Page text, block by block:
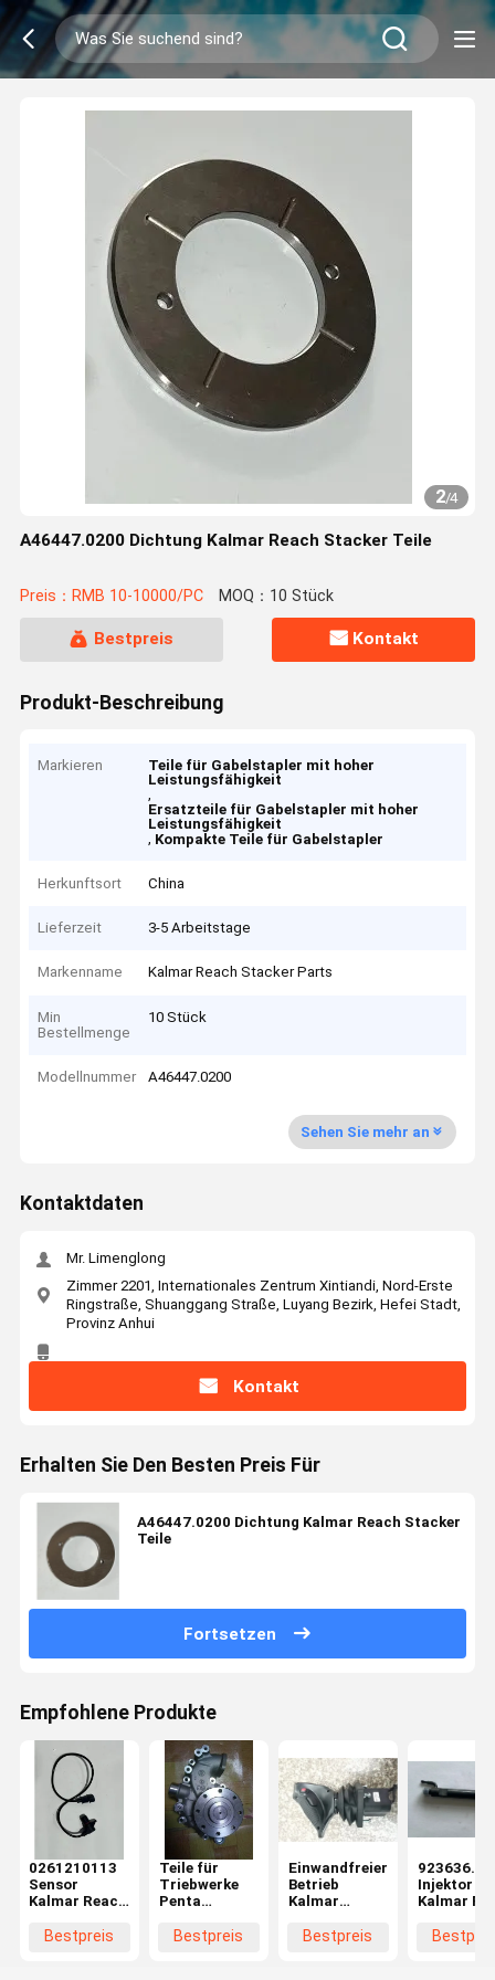
2/4
A46447.0200 Dichtung Kalmar Reach Stacker Teile
Preis：RMB 10-10000/PC MOQ：10 Stück
Bestpreis Kontakt
Produkt-Beschreibung
Markieren
Teile für Gabelstapler mit hoher
Leistungsfähigkeit
,
Ersatzteile für Gabelstapler mit hoher
Leistungsfähigkeit
, Kompakte Teile für Gabelstapler
Herkunftsort China
Lieferzeit 3-5 Arbeitstage
Markenname Kalmar Reach Stacker Parts
Min
Bestellmenge
10 Stück
Modellnummer A46447.0200
Sehen Sie mehr an
Kontaktdaten
Mr. Limenglong
Zimmer 2201, Internationales Zentrum Xintiandi, Nord-Erste
Ringstraße, Shuanggang Straße, Luyang Bezirk, Hefei Stadt,
Provinz Anhui
Kontakt
Erhalten Sie Den Besten Preis Für
A46447.0200 Dichtung Kalmar Reach Stacker
Teile
Fortsetzen
Empfohlene Produkte
0261210113
Sensor
Kalmar Reach
Bestpreis
Teile für
Triebwerke
Penta
Bestpreis
Einwandfreier
Betrieb
Kalmar
Ersatzteile
Bestpreis
Injektor
Kalmar